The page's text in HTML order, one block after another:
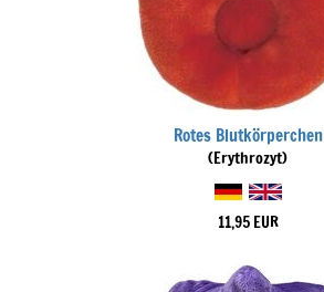
Rotes Blutkörperchen
(Erythrozyt)
11,95 EUR